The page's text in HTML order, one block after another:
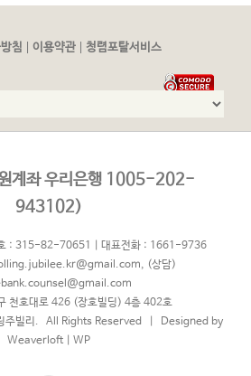
침 | 이용약관 | 청렴포탈서비스
계좌 우리은행 1005-202-
943102)
: 315-82-70651 | 대표전화 : 1661-9736
, (상담)
천호대로 426 (장호빌딩) 4층 402호
주빌리. All Rights Reserved | Designed by
Weaverloft
WP